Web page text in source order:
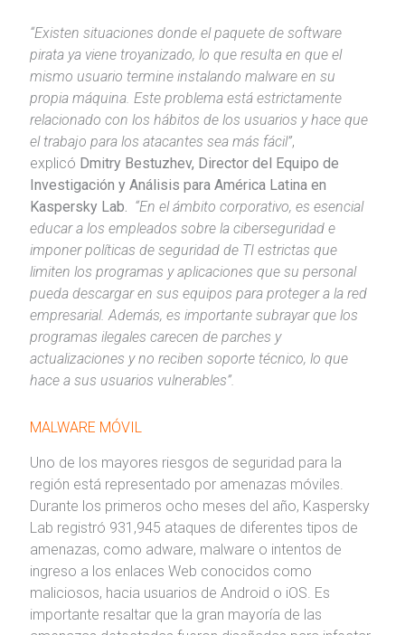
“Existen situaciones donde el paquete de software
pirata ya viene troyanizado, lo que resulta en que el
mismo usuario termine instalando malware en su
propia máquina. Este problema está estrictamente
relacionado con los hábitos de los usuarios y hace que
el trabajo para los atacantes sea más fácil”,
explicó Dmitry Bestuzhev, Director del Equipo de
Investigación y Análisis para América Latina en
Kaspersky Lab. “En el ámbito corporativo, es esencial
educar a los empleados sobre la ciberseguridad e
imponer políticas de seguridad de TI estrictas que
limiten los programas y aplicaciones que su personal
pueda descargar en sus equipos para proteger a la red
empresarial. Además, es importante subrayar que los
programas ilegales carecen de parches y
actualizaciones y no reciben soporte técnico, lo que
hace a sus usuarios vulnerables”.
MALWARE MÓVIL
Uno de los mayores riesgos de seguridad para la
región está representado por amenazas móviles.
Durante los primeros ocho meses del año, Kaspersky
Lab registró 931,945 ataques de diferentes tipos de
amenazas, como adware, malware o intentos de
ingreso a los enlaces Web conocidos como
maliciosos, hacia usuarios de Android o iOS. Es
importante resaltar que la gran mayoría de las